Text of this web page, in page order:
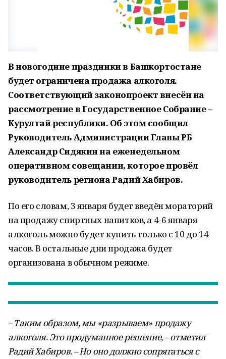
В новогодние праздники в Башкортостане
будет ограничена продажа алкоголя.
Соответствующий законопроект внесён на
рассмотрение в Государственное Собрание –
Курултай республики. Об этом сообщил
Руководитель Администрации Главы РБ
Александр Сидякин на еженедельном
оперативном совещании, которое провёл
руководитель региона Радий Хабиров.
По его словам, 3 января будет введён мораторий
на продажу спиртных напитков, а 4-6 января
алкоголь можно будет купить только с 10 до 14
часов. В остальные дни продажа будет
организована в обычном режиме.
– Таким образом, мы «разрываем» продажу
алкоголя. Это продуманное решение, – отметил
Радий Хабиров. – Но оно должно сопрягаться с